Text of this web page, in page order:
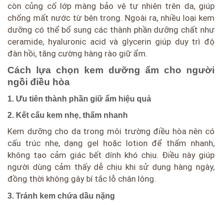
còn củng cố lớp màng bảo vệ tự nhiên trên da, giúp
chống mất nước từ bên trong. Ngoài ra, nhiều loại kem
dưỡng có thể bổ sung các thành phần dưỡng chất như
ceramide, hyaluronic acid và glycerin giúp duy trì độ
đàn hồi, tăng cường hàng rào giữ ẩm.
Cách lựa chọn kem dưỡng ẩm cho người
ngồi điều hòa
1. Ưu tiên thành phần giữ ẩm hiệu quả
2. Kết cấu kem nhẹ, thấm nhanh
Kem dưỡng cho da trong môi trường điều hòa nên có
cấu trúc nhẹ, dạng gel hoặc lotion để thấm nhanh,
không tạo cảm giác bết dính khó chịu. Điều này giúp
người dùng cảm thấy dễ chịu khi sử dụng hàng ngày,
đồng thời không gây bí tắc lỗ chân lông.
3. Tránh kem chứa dầu nặng